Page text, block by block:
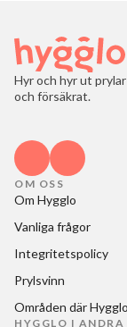
Hyr och hyr ut
och försäkrat.
OM OSS
Om Hygglo
Vanliga frågor
Integritetspolicy
Prylsvinn
Områden där
HYGGLO I ANDRA